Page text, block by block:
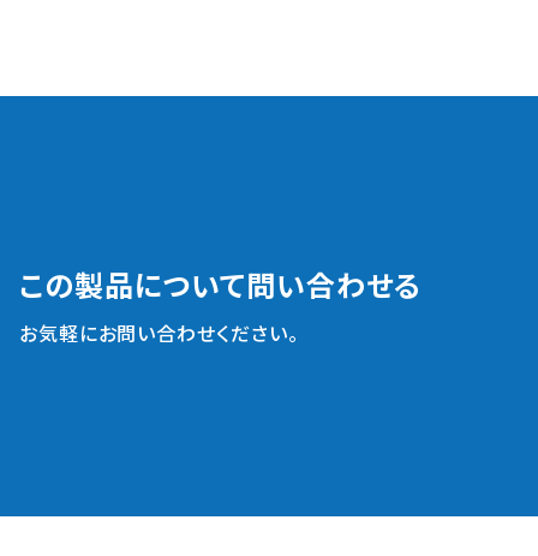
この製品について問い合わせる
お気軽にお問い合わせください。